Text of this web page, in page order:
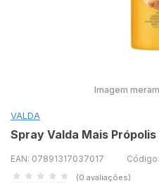
Imagem
VALDA
Spray Valda Mais
EAN: 07891317037017
(0 avaliações)